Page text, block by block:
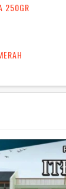
250GR